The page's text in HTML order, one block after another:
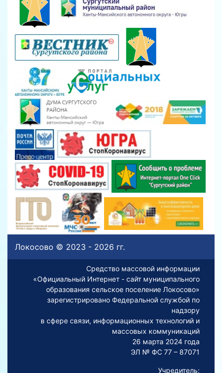
Локосово © 2023 - 2026 гг.
Средство массовой информации
«Официальный Интернет - сайт муниципального
образования сельское поселение Локосово»
зарегистрировано Федеральной службой по
надзору
в сфере связи, информационных технологий и
массовых коммуникаций
26 марта 2024 года
ЭЛ № ФС 77 – 87071
Учредитель: